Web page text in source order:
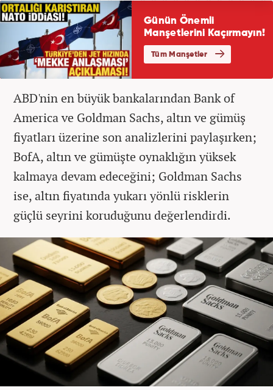
ABD'nin en büyük bankalarından Bank of
America ve Goldman Sachs, altın ve gümüş
fiyatları üzerine son analizlerini paylaşırken;
BofA, altın ve gümüşte oynaklığın yüksek
kalmaya devam edeceğini; Goldman Sachs
ise, altın fiyatında yukarı yönlü risklerin
güçlü seyrini koruduğunu değerlendirdi.